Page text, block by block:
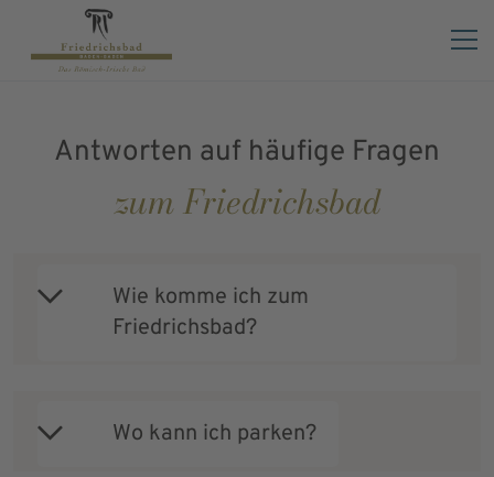
FAQ
Antworten auf häufige Fragen
zum Friedrichsbad
Wie komme ich zum
Friedrichsbad?
Wo kann ich parken?